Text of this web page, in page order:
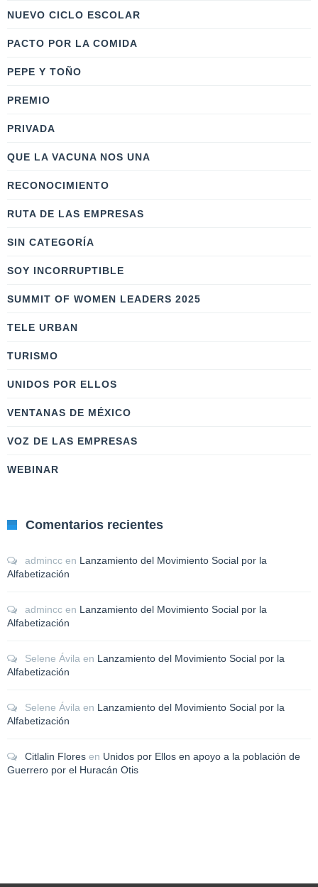
NUEVO CICLO ESCOLAR
PACTO POR LA COMIDA
PEPE Y TOÑO
PREMIO
PRIVADA
QUE LA VACUNA NOS UNA
RECONOCIMIENTO
RUTA DE LAS EMPRESAS
SIN CATEGORÍA
SOY INCORRUPTIBLE
SUMMIT OF WOMEN LEADERS 2025
TELE URBAN
TURISMO
UNIDOS POR ELLOS
VENTANAS DE MÉXICO
VOZ DE LAS EMPRESAS
WEBINAR
Comentarios recientes
admincc en Lanzamiento del Movimiento Social por la
Alfabetización
admincc en Lanzamiento del Movimiento Social por la
Alfabetización
Selene Ávila en Lanzamiento del Movimiento Social por la
Alfabetización
Selene Ávila en Lanzamiento del Movimiento Social por la
Alfabetización
Citlalin Flores en Unidos por Ellos en apoyo a la población de
Guerrero por el Huracán Otis